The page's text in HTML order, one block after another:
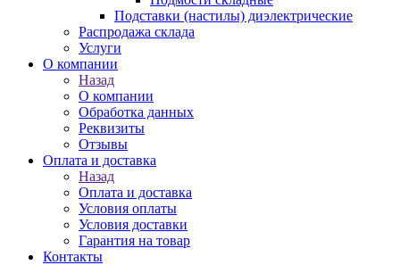
Подставки (настилы) диэлектрические
Распродажа склада
Услуги
О компании
Назад
О компании
Обработка данных
Реквизиты
Отзывы
Оплата и доставка
Назад
Оплата и доставка
Условия оплаты
Условия доставки
Гарантия на товар
Контакты